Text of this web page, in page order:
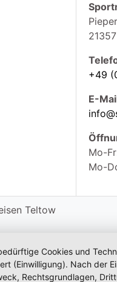
21357
+49
E-
Mo-
Mo-
Teltow
Cookies und
(Einwilligung). Nach der
Rechtsgrundlagen,